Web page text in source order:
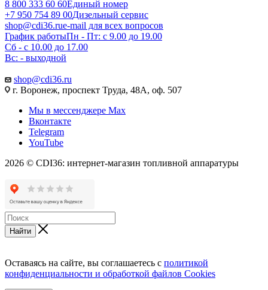
8 800 333 60 60Единый номер
+7 950 754 89 00Дизельный сервис
shop@cdi36.rue-mail для всех вопросов
График работыПн - Пт: с 9.00 до 19.00
Сб - с 10.00 до 17.00
Вс: - выходной
shop@cdi36.ru
г. Воронеж, проспект Труда, 48А, оф. 507
Мы в мессенджере Max
Вконтакте
Telegram
YouTube
2026 © CDI36: интернет-магазин топливной аппаратуры
Найти
Оставаясь на сайте, вы соглашаетесь с политикой
конфиденциальности и обработкой файлов Cookies